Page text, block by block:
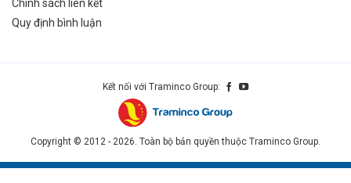
Chính sách liên kết
Quy định bình luận
Kết nối với Traminco Group:
Copyright © 2012 - 2026. Toàn bộ bản quyền thuộc Traminco Group.